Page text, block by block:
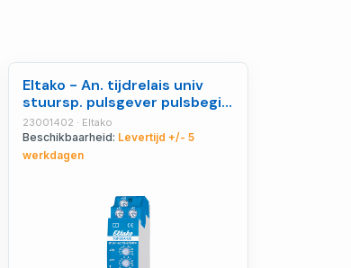
Eltako - An. tijdrelais univ
stuursp. pulsgever pulsbegin
- 23001402
23001402 · Eltako
Beschikbaarheid: Levertijd +/- 5
werkdagen